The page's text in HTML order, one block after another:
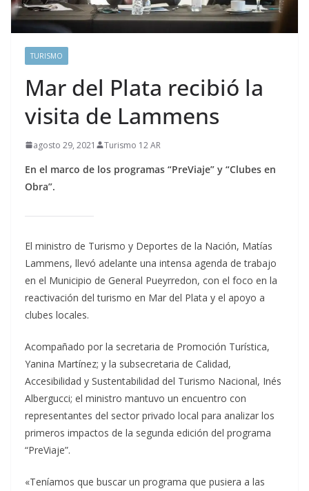
TURISMO
Mar del Plata recibió la
visita de Lammens
agosto 29, 2021 Turismo 12 AR
En el marco de los programas “PreViaje” y “Clubes en
Obra”.
El ministro de Turismo y Deportes de la Nación, Matías
Lammens, llevó adelante una intensa agenda de trabajo
en el Municipio de General Pueyrredon, con el foco en la
reactivación del turismo en Mar del Plata y el apoyo a
clubes locales.
Acompañado por la secretaria de Promoción Turística,
Yanina Martínez; y la subsecretaria de Calidad,
Accesibilidad y Sustentabilidad del Turismo Nacional, Inés
Albergucci; el ministro mantuvo un encuentro con
representantes del sector privado local para analizar los
primeros impactos de la segunda edición del programa
“PreViaje”.
«Teníamos que buscar un programa que pusiera a las